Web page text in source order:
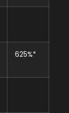
625%*